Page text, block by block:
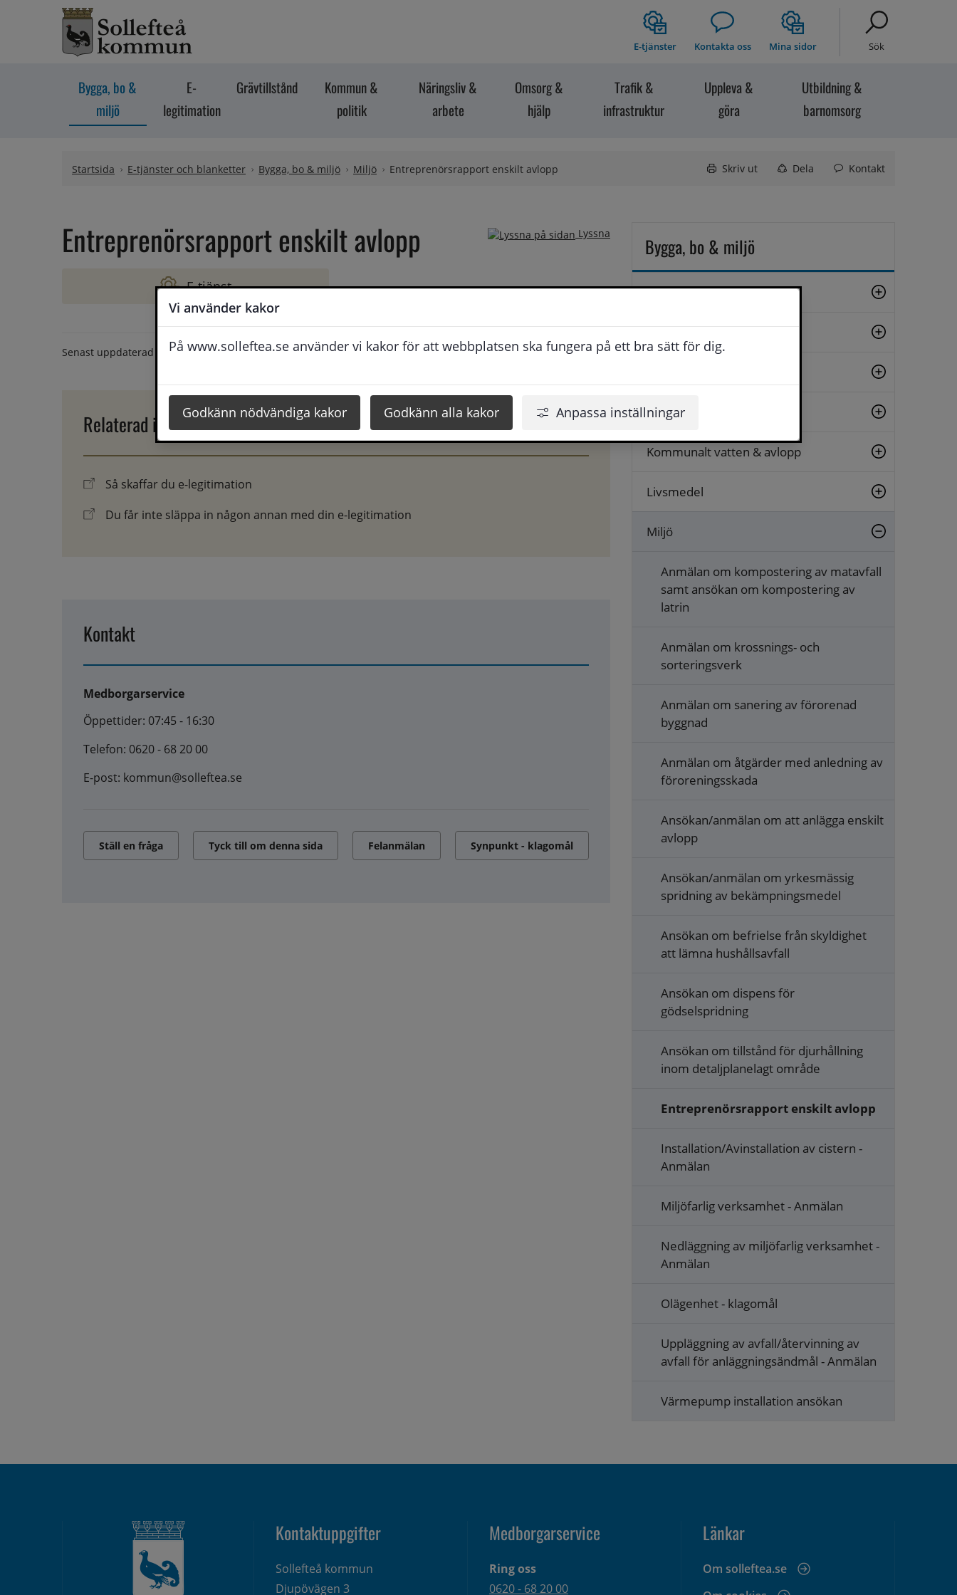
Vi använder kakor
På www.solleftea.se använder vi kakor för att webbplatsen ska fungera på ett bra sätt för dig.
Godkänn nödvändiga kakor Godkänn alla kakor Anpassa inställningar
Hoppa till innehåll
E-tjänster Kontakta oss Mina sidor Sök
Bygga, bo &
miljö
E-
legitimation
Grävtillstånd
Kommun &
politik
Näringsliv &
arbete
Omsorg &
hjälp
Trafik &
infrastruktur
Uppleva &
göra
Utbildning &
barnomsorg
Startsida E-tjänster och blanketter Bygga, bo & miljö Miljö Entreprenörsrapport enskilt avlopp Skriv ut Dela Kontakt
Lyssna
Entreprenörsrapport enskilt avlopp
E-tjänst
Senast uppdaterad 16 september 2022
Relaterad information
Så skaffar du e-legitimation
Du får inte släppa in någon annan med din e-legitimation
Kontakt
Medborgarservice
Öppettider: 07:45 - 16:30
Telefon: 0620 - 68 20 00
E-post: kommun@solleftea.se
Ställ en fråga Tyck till om denna sida Felanmälan Synpunkt - klagomål
Bygga, bo & miljö
Avfall och återvinning
Bygglov & planer
Hälsoskydd
Kommunalt vatten & avlopp
Livsmedel
Miljö
Anmälan om kompostering av matavfall
samt ansökan om kompostering av
latrin
Anmälan om krossnings- och
sorteringsverk
Anmälan om sanering av förorenad
byggnad
Anmälan om åtgärder med anledning av
föroreningsskada
Ansökan/anmälan om att anlägga enskilt
avlopp
Ansökan/anmälan om yrkesmässig
spridning av bekämpningsmedel
Ansökan om befrielse från skyldighet
att lämna hushållsavfall
Ansökan om dispens för
gödselspridning
Ansökan om tillstånd för djurhållning
inom detaljplanelagt område
Entreprenörsrapport enskilt avlopp
Installation/Avinstallation av cistern -
Anmälan
Miljöfarlig verksamhet - Anmälan
Nedläggning av miljöfarlig verksamhet -
Anmälan
Olägenhet - klagomål
Uppläggning av avfall/återvinning av
avfall för anläggningsändmål - Anmälan
Värmepump installation ansökan
Kontaktuppgifter
Sollefteå kommun
Djupövägen 3
Medborgarservice
Ring oss
0620 - 68 20 00
Länkar
Om solleftea.se